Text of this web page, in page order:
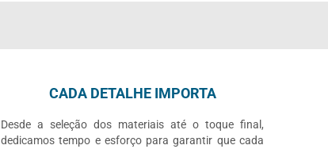
CADA DETALHE IMPORTA
Desde a seleção dos materiais até o toque final,
dedicamos tempo e esforço para garantir que cada